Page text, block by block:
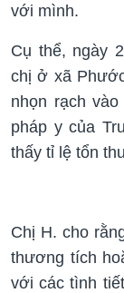
với mình.
Cụ thể, ngày
chị ở xã
nhọn rạch
pháp y của
thấy tỉ lệ tổn
Chị H. cho
thương tích
với các tình